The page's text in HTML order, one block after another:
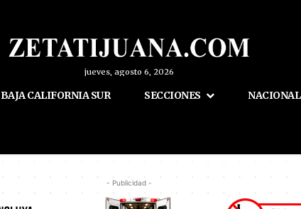
jueves, agosto 6, 2026
BAJA CALIFORNIA SUR SECCIONES NACIONAL
- Publicidad -